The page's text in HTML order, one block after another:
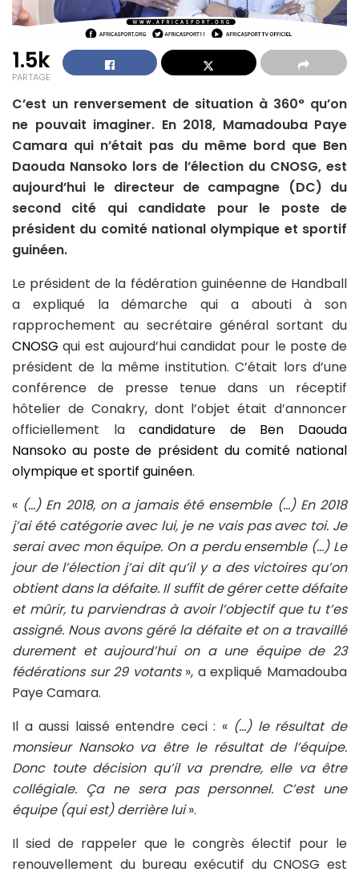
1.5k
PARTAGE
C’est un renversement de situation à 360° qu’on
ne pouvait imaginer. En 2018, Mamadouba Paye
Camara qui n’était pas du même bord que Ben
Daouda Nansoko lors de l’élection du CNOSG, est
aujourd’hui le directeur de campagne (DC) du
second cité qui candidate pour le poste de
président du comité national olympique et sportif
guinéen.
Le président de la fédération guinéenne de Handball
a expliqué la démarche qui a abouti à son
rapprochement au secrétaire général sortant du
CNOSG qui est aujourd’hui candidat pour le poste de
président de la même institution. C’était lors d’une
conférence de presse tenue dans un réceptif
hôtelier de Conakry, dont l’objet était d’annoncer
officiellement lacandidature de Ben Daouda
Nansoko au poste de président du comité national
olympique et sportif guinéen.
« (…) En 2018, on a jamais été ensemble (…) En 2018
j’ai été catégorie avec lui, je ne vais pas avec toi. Je
serai avec mon équipe. On a perdu ensemble (…) Le
jour de l’élection j’ai dit qu’il y a des victoires qu’on
obtient dans la défaite. Il suffit de gérer cette défaite
et mûrir, tu parviendras à avoir l’objectif que tu t’es
assigné. Nous avons géré la défaite et on a travaillé
durement et aujourd’hui on a une équipe de 23
fédérations sur 29 votants», a expliqué Mamadouba
Paye Camara.
Il a aussi laissé entendre ceci : « (…) le résultat de
monsieur Nansoko va être le résultat de l’équipe.
Donc toute décision qu’il va prendre, elle va être
collégiale. Ça ne sera pas personnel. C’est une
équipe (qui est) derrière lui».
Il sied de rappeler que le congrès électif pour le
renouvellement du bureau exécutif du CNOSG est